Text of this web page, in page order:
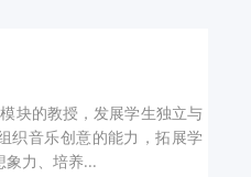
块的教授，发展学生独立与
织音乐创意的能力，拓展学
象力、培养...